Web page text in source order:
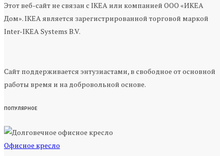
Этот веб-сайт не связан с IKEA или компанией ООО «ИКЕА
Дом». IKEA является зарегистрированной торговой маркой
Inter-IKEA Systems B.V.
Сайт поддерживается энтузиастами, в свободное от основной
работы время и на добровольной основе.
ПОПУЛЯРНОЕ
Офисное кресло